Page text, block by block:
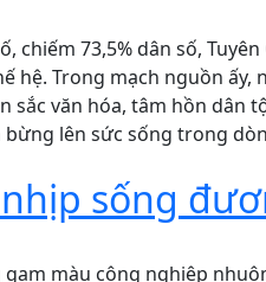
chiếm 73,5% dân số,
hệ. Trong mạch nguồn ấy,
sắc văn hóa, tâm hồn dân
lên sức sống trong
sống
màu công nghiệp